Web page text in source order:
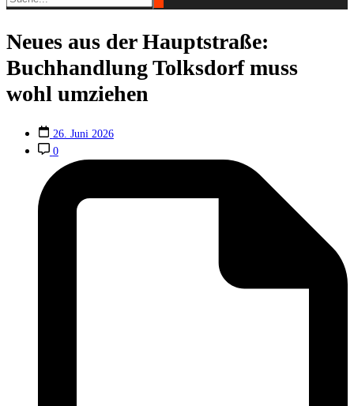
Neues aus der Hauptstraße:
Buchhandlung Tolksdorf muss
wohl umziehen
26. Juni 2026
0